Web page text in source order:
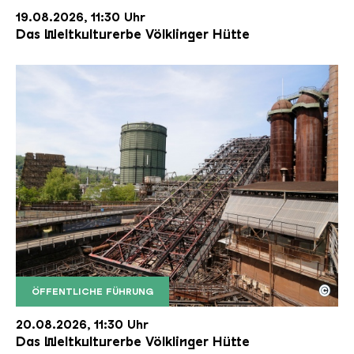
19.08.2026, 11:30 Uhr
Das Weltkulturerbe Völklinger Hütte
ÖFFENTLICHE FÜHRUNG
Der Erzschrägaufzug der Völklinger Hütte mit
Copyright: Weltkulturerbe Völklinger Hütte | Karl
©
20.08.2026, 11:30 Uhr
Das Weltkulturerbe Völklinger Hütte